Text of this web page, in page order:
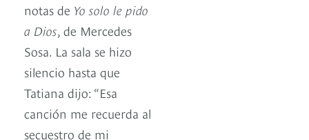
notas de Yo solo le pido
a Dios, de Mercedes
Sosa. La sala se hizo
silencio hasta que
Tatiana dijo: “Esa
canción me recuerda al
secuestro de mi